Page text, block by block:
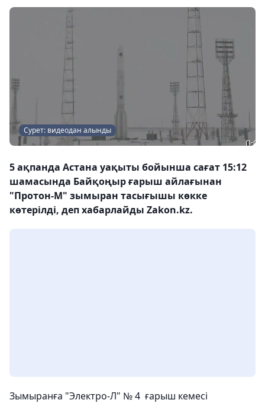
Сурет: видеодан алынды
5 ақпанда Астана уақыты бойынша сағат 15:12
шамасында Байқоңыр ғарыш айлағынан
"Протон-М" зымыран тасығышы көкке
көтерілді, деп хабарлайды Zakon.kz.
Зымыранға "Электро-Л" № 4 ғарыш кемесі